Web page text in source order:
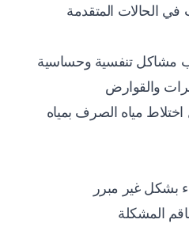
الحالات المتقدمة
مشاكل تنفسية وحساسية
والقوارض
مياه الصرف بمياه
بشكل غير مبرر
المشكلة